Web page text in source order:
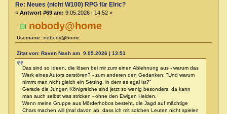
nobody@home
Username: nobody@home
Re: Neues (nicht W100) RPG für Elric?
« Antwort #69 am: 9.05.2026 | 14:52 »
Zitat von: Raven Nash am 9.05.2026 | 13:51
Das sind so Ideen, die lösen bei mir zum einen Ablehnung aus - warum das
Werk eines Autors zerstören? - zum anderen den Gedanken: "Und warum
nimmt man nicht gleich ein Setting, in dem es egal ist?"
Gerade die Jungen Königreiche sind jetzt so wenig besonders, da kann
man auch selbst was stricken - ohne den Ewigen Helden.
Wenn meine Gruppe aus Mörderhobos besteht, die Jagd auf mächtige
Chars machen will (mal davon ab, dass ich mit solchen Leuten nicht spielen